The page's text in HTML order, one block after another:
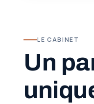
LE CABINET
Un